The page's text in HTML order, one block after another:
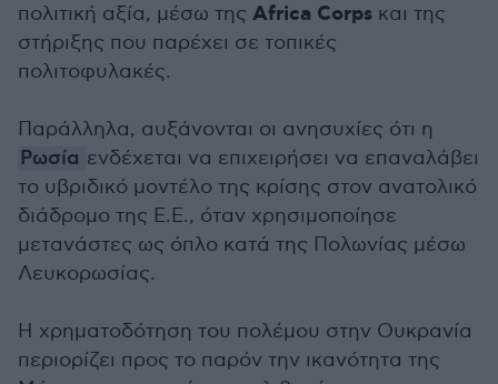
πολιτική αξία, μέσω της Africa Corps και της
στήριξης που παρέχει σε τοπικές
πολιτοφυλακές.
Παράλληλα, αυξάνονται οι ανησυχίες ότι η
Ρωσία ενδέχεται να επιχειρήσει να επαναλάβει
το υβριδικό μοντέλο της κρίσης στον ανατολικό
διάδρομο της Ε.Ε., όταν χρησιμοποίησε
μετανάστες ως όπλο κατά της Πολωνίας μέσω
Λευκορωσίας.
Η χρηματοδότηση του πολέμου στην Ουκρανία
περιορίζει προς το παρόν την ικανότητα της